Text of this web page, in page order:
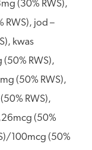
(30% RWS),
RWS), jod –
kwas
RWS),
(50% RWS),
RWS),
(50%
100mcg (50%